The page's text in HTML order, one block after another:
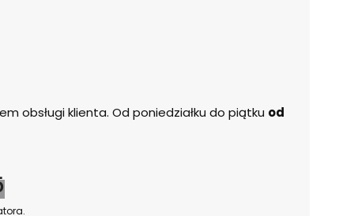
obsługi klienta. Od poniedziałku do piątku od